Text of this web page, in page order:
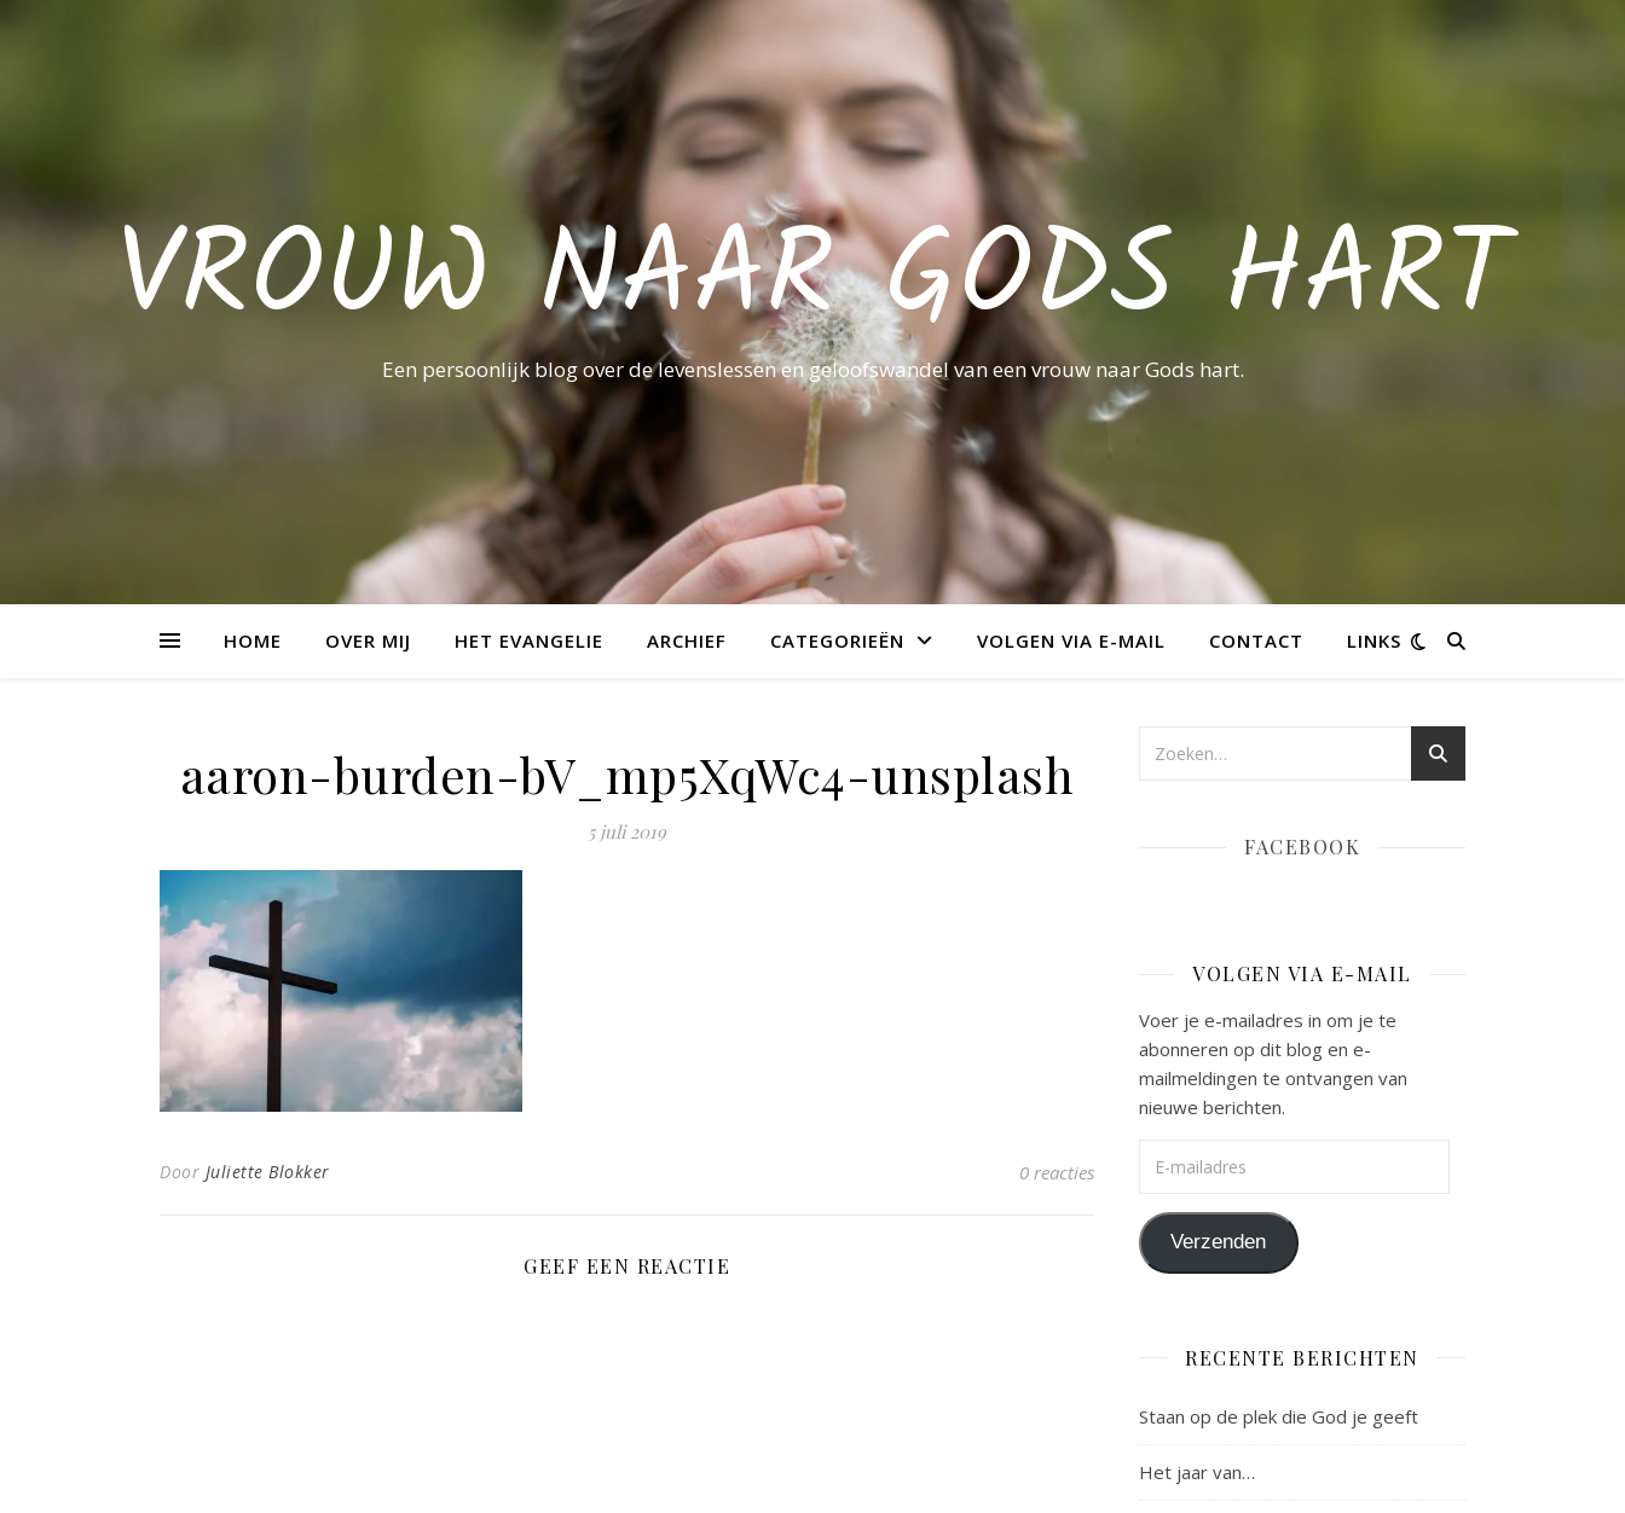
VROUW NAAR GODS HART
Een persoonlijk blog over de levenslessen en geloofswandel van een vrouw naar Gods hart.
HOME OVER MIJ HET EVANGELIE ARCHIEF CATEGORIEËN VOLGEN VIA E-MAIL CONTACT LINKS
aaron-burden-bV_mp5XqWc4-unsplash
5 juli 2019
Door Juliette Blokker 0 reacties
GEEF EEN REACTIE
FACEBOOK
VOLGEN VIA E-MAIL
Voer je e-mailadres in om je te
abonneren op dit blog en e-
mailmeldingen te ontvangen van
nieuwe berichten.
Verzenden
RECENTE BERICHTEN
Staan op de plek die God je geeft
Het jaar van…